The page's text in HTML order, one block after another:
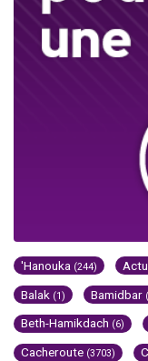
'Hanouka (244)
Balak (1) Bamidbar
Beth-Hamikdach (6)
Cacheroute (3703)